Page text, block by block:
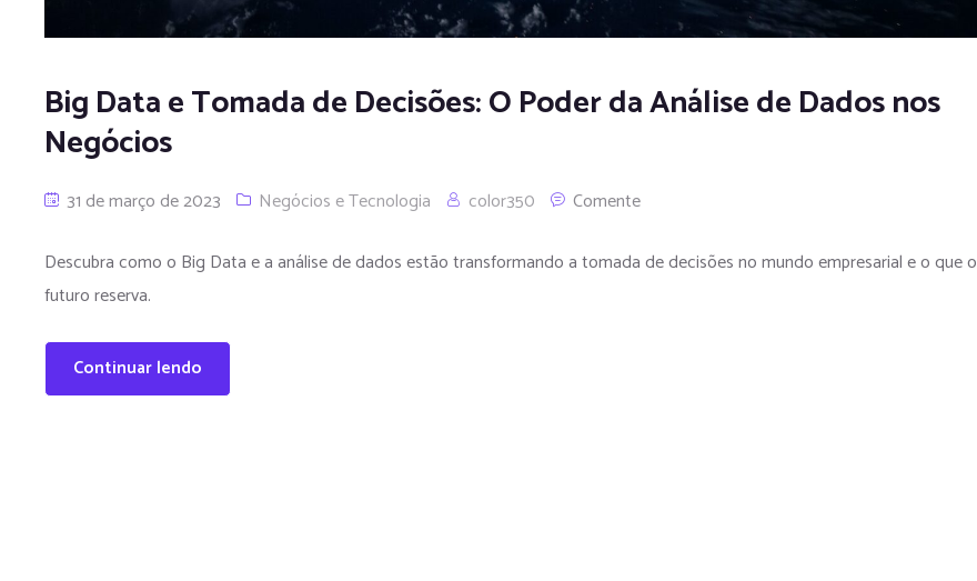
Big Data e Tomada de Decisões: O Poder da Análise de Dados nos
Negócios
31 de março de 2023 Negócios e Tecnologia color350 Comente
Descubra como o Big Data e a análise de dados estão transformando a tomada de decisões no mundo empresarial e o que o
futuro reserva.
Continuar lendo